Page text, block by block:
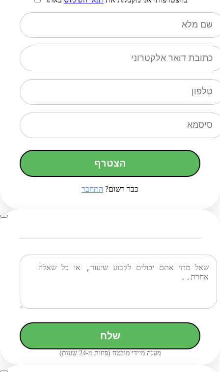
הצטרף
כבר רשום? התחבר
שלח
מענה מיידי מובטח (פחות מ-24 שעות)